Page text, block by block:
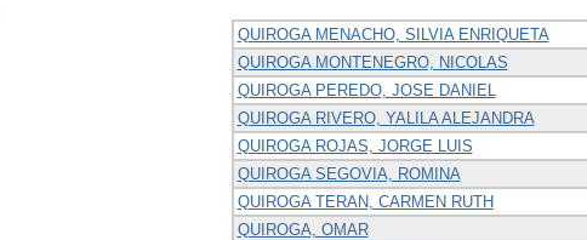
QUIROGA MENACHO, SILVIA ENRIQUETA
QUIROGA MONTENEGRO, NICOLAS
QUIROGA PEREDO, JOSE DANIEL
QUIROGA RIVERO, YALILA ALEJANDRA
QUIROGA ROJAS, JORGE LUIS
QUIROGA SEGOVIA, ROMINA
QUIROGA TERAN, CARMEN RUTH
QUIROGA, OMAR